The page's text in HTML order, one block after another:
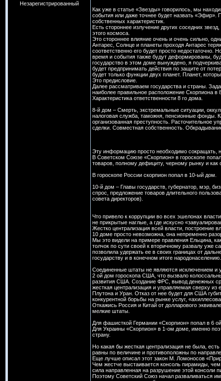
Незарегистрированный
Как уже в статье «Звезды» говорилось, мы
события или даже точнее будет назвать «Эфир».
собственных характеристик.
Есть стороннее излучение других соседних
этого космоса.
Это стороннее влияние очень и очень сильно,
Антарес, Солнце и планеты проходя Антарес
соответственно его будет просто недостаточно.
время и события также будут деформированы,
государство в этом доме вынуждено, я
будет предпринимать действия по защите от
будет только функции двух планет. Планет,
Это предисловие.
Далее рассматриваем государства и страны.
наиболее правильное расположение Скорпиона в
Характеристика ответственности 8 го дома.
8-й дом – Смерть, экстремальные ситуации,
налоговая служба, таможня, пенсионные фонды.
организованная преступность. Расточительное
сделки. Совместная собственность.
Эту информацию просто необходимо сокращать,
В Советском Союзе «Скорпион» в гороскопе
товаров, полному дефициту, черному рынку и как
В гороскопе России скорпион попал в 10-ый дом.
10-й дом – Главы государств, губернатор, мэр,
спрос, предложение товаров длительного
совета директоров).
Что привело к коррупции во всех эшелонах
не прикрытые наглые, а где искусно
Жестко централизация всей власти, построение
10 доме просто невозможна, она непременно
Мы это видели на примере правления Ельцина,
толчок по сути своей к вторичному развалу уже
позволила удержать ее в своих границах от
государству и в конечном итоге народонаселению.
Соединенные штаты не являются исключением и
2 ой дом гороскопа США, что вызвало
развития США. Создание ФРС, вывод денежных
жесткая централизация и управляемая сверху из
Плутона и Уран. Отказ от нее будет для США
конкурентной борьбы на рынке услуг,
Откажись Россия и Китай от долларового
мелкие штаты.
Для фашисткой Германии «Скорпион» попал в 6
Для Украины «Скорпион» в 1-ом доме, именно
страну.
Но какая бы жесткая централизация не была,
равны по величине и противоположны по
Еще лучше описал этот закон М. Ломоносов
Чем жестче выстаивается консоль пирамиды,
сила направленная на разрушение этой консоли
Поэтому Советский Союз начал разваливаться